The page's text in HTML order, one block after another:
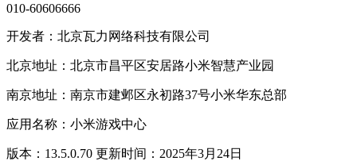
010-60606666
开发者：北京瓦力网络科技有限公司
北京地址：北京市昌平区安居路小米智慧产业园
南京地址：南京市建邺区永初路37号小米华东总部
应用名称：小米游戏中心
版本：13.5.0.70 更新时间：2025年3月24日